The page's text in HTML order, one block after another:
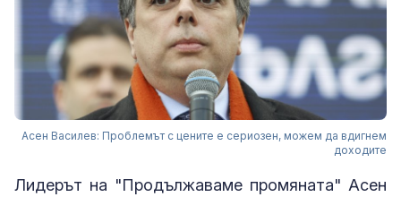
Асен Василев: Проблемът с цените е сериозен, можем да вдигнем
доходите
Лидерът на "Продължаваме промяната" Асен